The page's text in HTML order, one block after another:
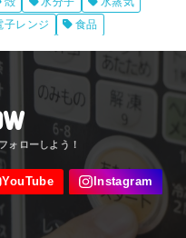
子レンジ 食品